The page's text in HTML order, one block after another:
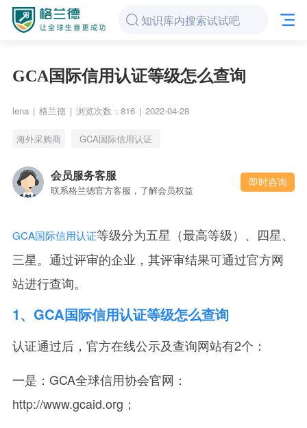
GCA国际信用认证等级怎么查询
lena | 格兰德 | 浏览次数：816 | 2022-04-28
海外采购商 GCA国际信用认证
会员服务客服
联系格兰德官方客服，了解会员权益
即时咨询
GCA国际信用认证等级分为五星（最高等级）、四星、
三星。通过评审的企业，其评审结果可通过官方网
站进行查询。
1、GCA国际信用认证等级怎么查询
认证通过后，官方在线公示及查询网站有2个：
一是：GCA全球信用协会官网：
http://www.gcaid.org；